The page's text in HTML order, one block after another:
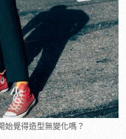
始覺得造型無變化嗎？